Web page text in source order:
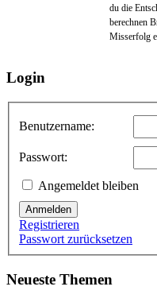
du die
berechnen
Misserfolg
Login
Benutzername:
Passwort:
Angemeldet bleiben
Anmelden
Registrieren
Passwort zurücksetzen
Neueste Themen